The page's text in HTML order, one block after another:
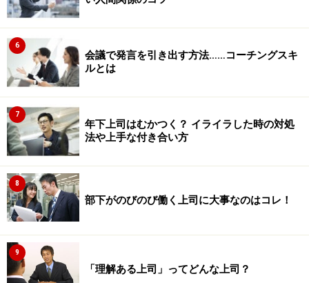
6
会議で発言を引き出す方法……コーチングスキ
ルとは
7
年下上司はむかつく？ イライラした時の対処
法や上手な付き合い方
8
部下がのびのび働く上司に大事なのはコレ！
9
「理解ある上司」ってどんな上司？